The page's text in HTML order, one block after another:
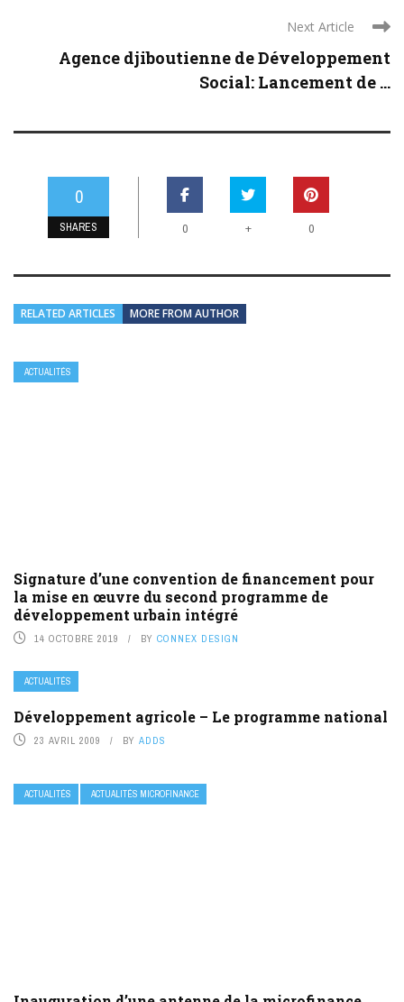
Next Article
Agence djiboutienne de Développement
Social: Lancement de ...
0
SHARES 0 + 0
RELATED ARTICLES MORE FROM AUTHOR
ACTUALITÉS
Signature d’une convention de financement pour
la mise en œuvre du second programme de
développement urbain intégré
14 OCTOBRE 2019 BY CONNEX DESIGN
ACTUALITÉS
Développement agricole – Le programme national
23 AVRIL 2009 BY ADDS
ACTUALITÉS ACTUALITÉS MICROFINANCE